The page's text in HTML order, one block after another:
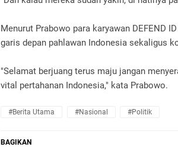
Menurut Prabowo para karyawan DEFEND
garis depan pahlawan Indonesia sekaligus
"Selamat berjuang terus maju jangan
vital pertahanan Indonesia," kata Prabowo.
#Berita Utama #Nasional #Politik
BAGIKAN